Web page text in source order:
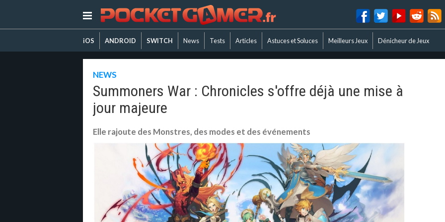
iOS ANDROID SWITCH News Tests Articles Astuces et Soluces Meilleurs Jeux Dénicheur de Jeux
NEWS
Summoners War : Chronicles s'offre déjà une mise à
jour majeure
Elle rajoute des Monstres, des modes et des événements